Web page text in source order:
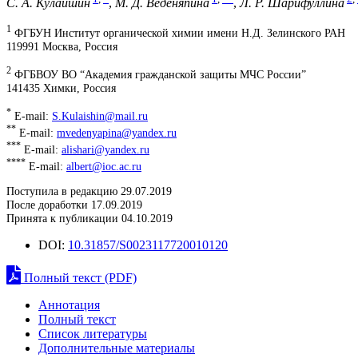
С. А. Кулайшин , М. Д. Веденяпина ,Л. Р. Шарифуллина
1 ФГБУН Институт органической химии имени Н.Д. Зелинского РАН
119991 Москва, Россия
2 ФГБВОУ ВО “Академия гражданской защиты МЧС России”
141435 Химки, Россия
* E-mail: S.Kulaishin@mail.ru
** E-mail: mvedenyapina@yandex.ru
*** E-mail: alishari@yandex.ru
**** E-mail: albert@ioc.ac.ru
Поступила в редакцию 29.07.2019
После доработки 17.09.2019
Принята к публикации 04.10.2019
DOI: 10.31857/S0023117720010120
Полный текст (PDF)
Аннотация
Полный текст
Список литературы
Дополнительные материалы